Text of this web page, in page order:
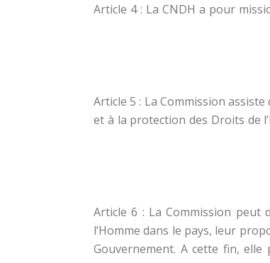
Article 4 : La CNDH a pour
Article 5 : La Commission
et à la protection des Droits de
Article 6 : La Commission
l’Homme dans le pays, leur
Gouvernement. A cette fin,